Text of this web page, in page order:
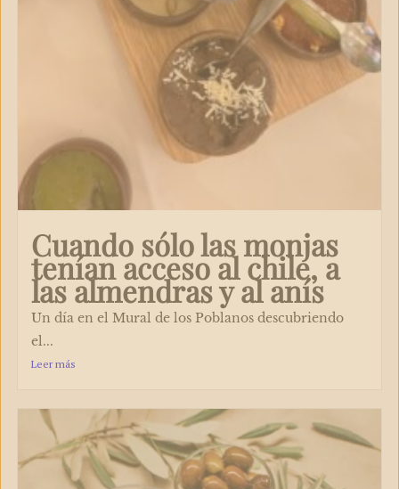
Cuando sólo las monjas
tenían acceso al chile, a
las almendras y al anís
Un día en el Mural de los Poblanos descubriendo
el...
Leer más